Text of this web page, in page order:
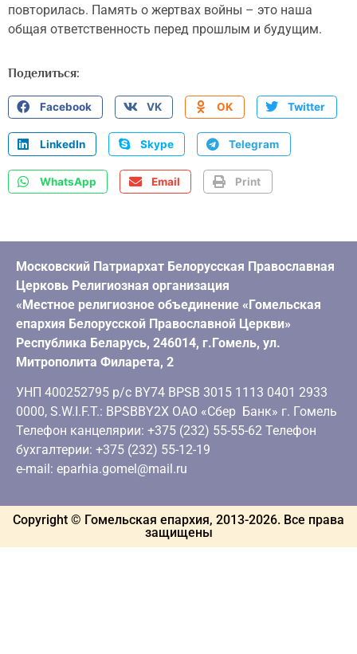
повторилась. Память о жертвах войны – это наша
общая ответственность перед прошлым и будущим.
Поделиться:
Facebook VK OK Twitter
LinkedIn Skype Telegram
WhatsApp Email Print
Московский Патриархат Белорусская Православная
Церковь Религиозная организация
«Местное религиозное объединение «Гомельская
епархия Белорусской Православной Церкви»
Республика Беларусь, 246014, г.Гомель, ул.
Митрополита Филарета, 2
УНП 400252795 р/с BY74 BPSB 3015 1113 0401 2933
0000, S.W.I.F.T.: BPSBBY2X ОАО «Сбер Банк» г. Гомель
Телефон канцелярии: +375 (232) 55-55-62 Телефон
бухгалтерии: +375 (232) 55-12-19
e-mail: eparhia.gomel@mail.ru
Copyright © Гомельская епархия, 2013-2026. Все права
защищены